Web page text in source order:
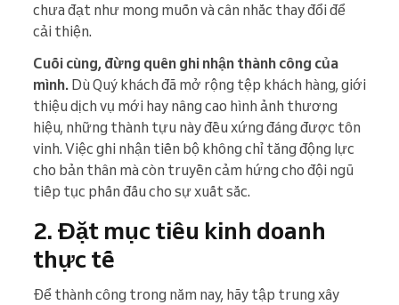
chưa đạt như mong muốn và cân nhắc thay đổi để
cải thiện.
Cuối cùng, đừng quên ghi nhận thành công của
mình. Dù Quý khách đã mở rộng tệp khách hàng, giới
thiệu dịch vụ mới hay nâng cao hình ảnh thương
hiệu, những thành tựu này đều xứng đáng được tôn
vinh. Việc ghi nhận tiến bộ không chỉ tăng động lực
cho bản thân mà còn truyền cảm hứng cho đội ngũ
tiếp tục phấn đấu cho sự xuất sắc.
2. Đặt mục tiêu kinh doanh
thực tế
Để thành công trong năm nay, hãy tập trung xây